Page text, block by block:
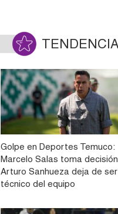
Golpe en Deportes Temuco:
Marcelo Salas toma
Arturo Sanhueza deja de
técnico del equipo